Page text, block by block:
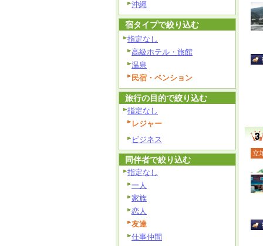
立
沖縄
宿タイプで絞り込む
指定なし
高級ホテル・旅館
温泉
民宿・ペンション
旅行の目的で絞り込む
指定なし
レジャー
ビジネス
同伴者で絞り込む
指定なし
一人
家族
恋人
友達
仕事仲間